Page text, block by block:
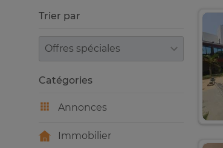
Trier par
Trier par
Catégories
Annonces
Immobilier